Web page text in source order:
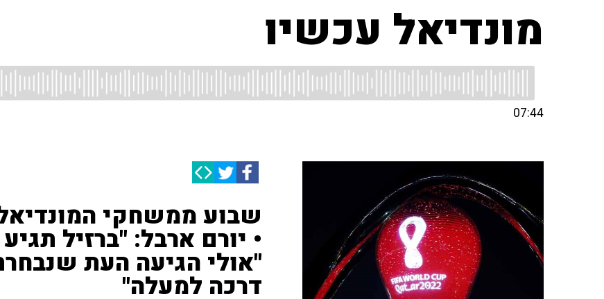
מונדיאל עכשיו
07:44
שבוע ממשחקי
• יורם ארבל: "ברזיל
"אולי הגיעה העת
דרכה למעלה"